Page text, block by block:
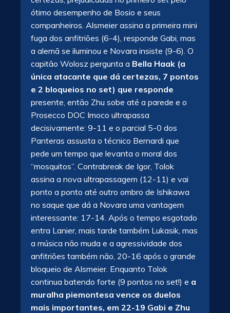
ótimo desempenho de Bosio e seus
companheiros. Alsmeier assina a primeira mini
fuga dos anfitriões (6-4), responde Gabi, mas
a alemã se iluminou e Novara insiste (9-6). O
capitão Wolosz pergunta a Bella Haak (a
única atacante que dá certezas, 7 pontos
e 2 bloqueios no set) que responde
presente, então Zhu sobe até a parede e o
Prosecco DOC Imoco ultrapassa
decisivamente: 9-11 e o parcial 5-0 dos
Panteras assusta o técnico Bernardi que
pede um tempo que levanta o moral dos
“mosquitos”. Contrabreak de Igor, Tolok
assina a nova ultrapassagem (12-11) e vai
ponto a ponto até outro ombro de Ishikawa
no saque que dá a Novara uma vantagem
interessante: 17-14. Após o tempo esgotado
entra Lanier, mais tarde também Lukasik, mas
a música não muda e a agressividade dos
anfitriões também não, 20-16 após o grande
bloqueio de Alsmeier. Enquanto Tolok
continua batendo forte (9 pontos no set!) e a
muralha piemontesa vence os duelos
mais importantes, em 22-19 Gabi e Zhu